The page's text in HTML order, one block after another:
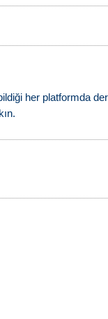
her platformda